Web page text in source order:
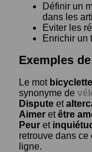
Définir un
dans les
Eviter les
Enrichir un
Exemples
Le mot bicyclette
synonyme de
Dispute et
Aimer etêtre
Peur et
retrouve dans
ligne.